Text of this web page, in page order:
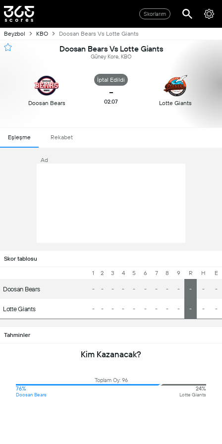
Skorlarım
Beyzbol KBO Doosan Bears Vs Lotte Giants
Doosan Bears Vs Lotte Giants
Güney Kore, KBO
Doosan Bears
İptal Edildi
-
02.07 Lotte Giants
Eşleşme Rekabet
Ad
Skor tablosu
1 2 3 4 5 6 7 8 9 R H E
Doosan Bears - - - - - - - - - - - -
Lotte Giants - - - - - - - - - - - -
Tahminler
Kim Kazanacak?
Toplam Oy: 96
76%
Doosan Bears
24%
Lotte Giants